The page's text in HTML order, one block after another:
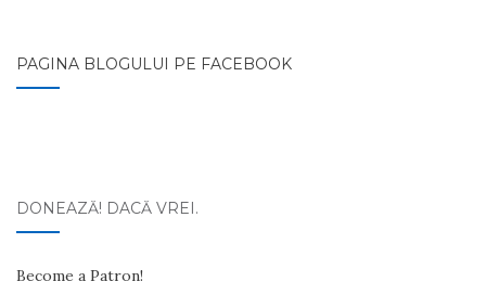
PAGINA BLOGULUI PE FACEBOOK
DONEAZĂ! DACĂ VREI.
Become a Patron!